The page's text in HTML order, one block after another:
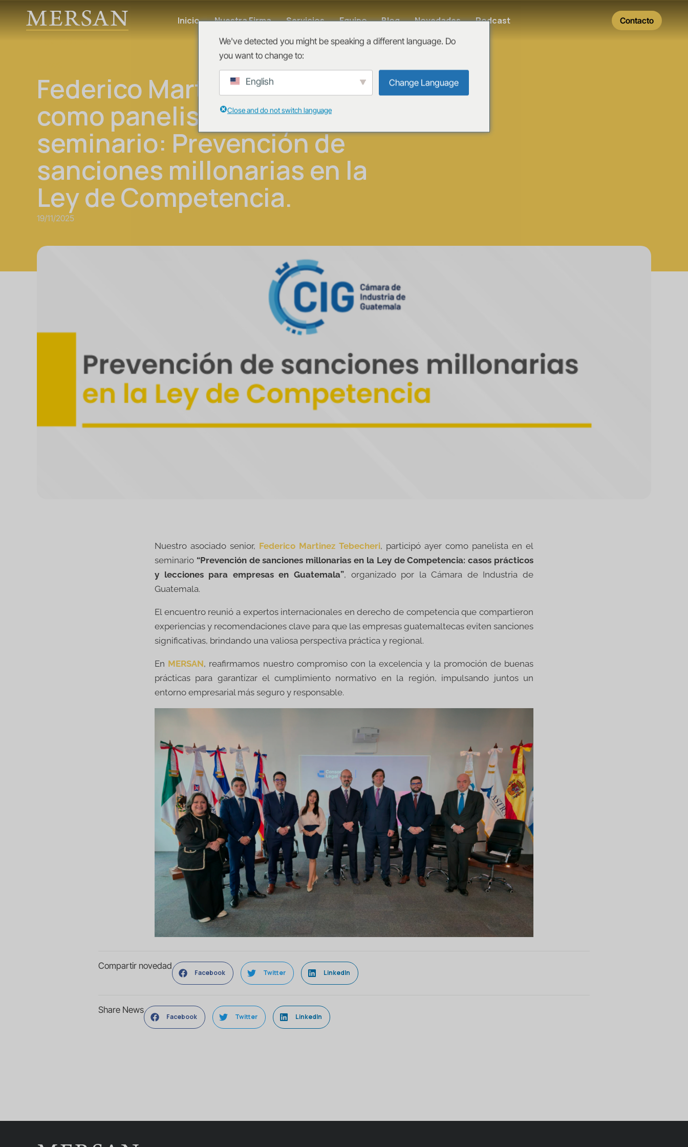
Inicio Nuestra Firma Servicios Equipo Blog Novedades Podcast Contacto
Federico Martínez participó
como panelista en el
seminario: Prevención de
sanciones millonarias en la
Ley de Competencia.
19/11/2025
Nuestro asociado senior, Federico Martinez Tebecheri, participó ayer como panelista en el
seminario “Prevención de sanciones millonarias en la Ley de Competencia: casos prácticos
y lecciones para empresas en Guatemala”, organizado por la Cámara de Industria de
Guatemala.
El encuentro reunió a expertos internacionales en derecho de competencia que compartieron
experiencias y recomendaciones clave para que las empresas guatemaltecas eviten sanciones
significativas, brindando una valiosa perspectiva práctica y regional.
En MERSAN, reafirmamos nuestro compromiso con la excelencia y la promoción de buenas
prácticas para garantizar el cumplimiento normativo en la región, impulsando juntos un
entorno empresarial más seguro y responsable.
Compartir novedad
Facebook Twitter LinkedIn
Share News
Facebook Twitter LinkedIn
We've detected you might be speaking a different language. Do
you want to change to:
English Change Language
Close and do not switch language